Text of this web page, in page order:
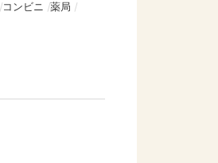
コンビニ 薬局